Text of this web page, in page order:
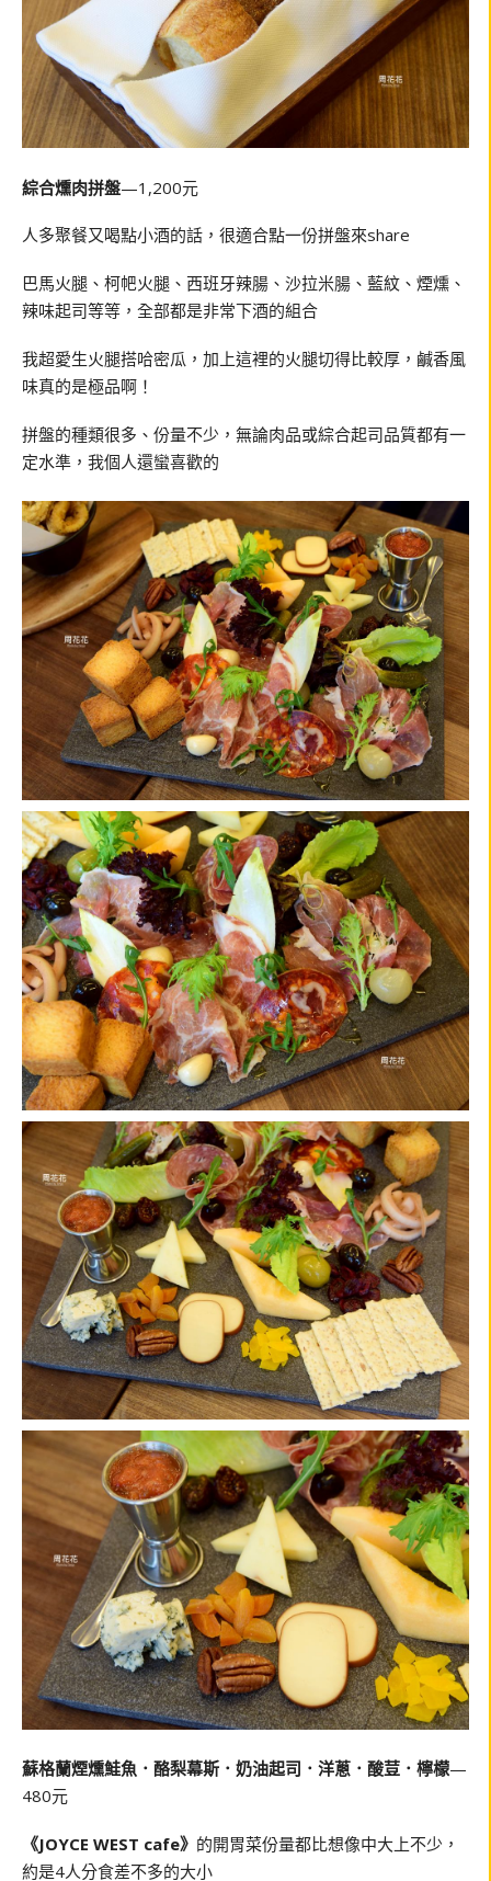
綜合燻肉拼盤—1,200元
人多聚餐又喝點小酒的話，很適合點一份拼盤來share
巴馬火腿、柯帊火腿、西班牙辣腸、沙拉米腸、藍紋、煙燻、
辣味起司等等，全部都是非常下酒的組合
我超愛生火腿搭哈密瓜，加上這裡的火腿切得比較厚，鹹香風
味真的是極品啊！
拼盤的種類很多、份量不少，無論肉品或綜合起司品質都有一
定水準，我個人還蠻喜歡的
蘇格蘭煙燻鮭魚．酪梨幕斯．奶油起司．洋蔥．酸荳．檸檬—
480元
《JOYCE WEST cafe》 的開胃菜份量都比想像中大上不少，
約是4人分食差不多的大小